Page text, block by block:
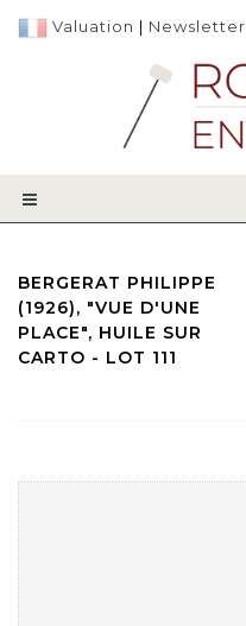
Valuation | Newsletter
BERGERAT PHILIPPE
(1926), "VUE D'UNE
PLACE", HUILE SUR
CARTO - LOT 111